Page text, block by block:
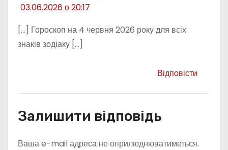
03.06.2026 о 20:17
[…] Гороскоп на 4 червня 2026 року для всіх
знаків зодіаку […]
Відповісти
Залишити відповідь
Ваша e-mail адреса не оприлюднюватиметься.